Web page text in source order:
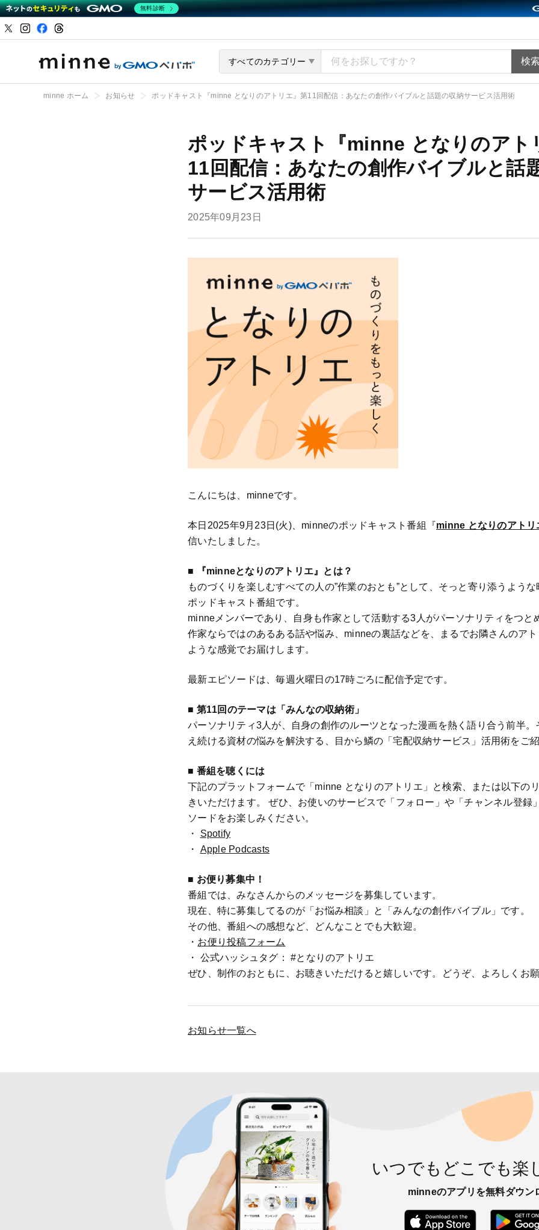
すべてのカテゴリー
minne ホーム お知らせ ポッドキャスト『minne となりのアトリエ』第11回配信：あなたの創作バイブルと話題の収納サービス活用術
ポッドキャスト『minne となりのアト
11回配信：あなたの創作バイブルと話
サービス活用術
2025年09月23日
こんにちは、minneです。
本日2025年9月23日(火)、minneのポッドキャスト番組『minne となりのアトリ
信いたしました。
■ 『minneとなりのアトリエ』とは？
ものづくりを楽しむすべての人の”作業のおとも”として、そっと寄り添うよう
ポッドキャスト番組です。
minneメンバーであり、自身も作家として活動する3人がパーソナリティをつと
作家ならではのあるある話や悩み、minneの裏話などを、まるでお隣さんのア
ような感覚でお届けします。
最新エピソードは、毎週火曜日の17時ごろに配信予定です。
■ 第11回のテーマは「みんなの収納術」
パーソナリティ3人が、自身の創作のルーツとなった漫画を熱く語り合う前半。
え続ける資材の悩みを解決する、目から鱗の「宅配収納サービス」活用術をご紹
■ 番組を聴くには
下記のプラットフォームで「minne となりのアトリエ」と検索、または以下の
きいただけます。 ぜひ、お使いのサービスで「フォロー」や「チャンネル登録
ソードをお楽しみください。
・ Spotify
・ Apple Podcasts
■ お便り募集中！
番組では、みなさんからのメッセージを募集しています。
現在、特に募集してるのが「お悩み相談」と「みんなの創作バイブル」です。
その他、番組への感想など、どんなことでも大歓迎。
・ お便り投稿フォーム
・ 公式ハッシュタグ： #となりのアトリエ
ぜひ、制作のおともに、お聴きいただけると嬉しいです。どうぞ、よろしくお願
お知らせ一覧へ
いつでもどこでも楽
minneのアプリを無料ダウン
App Store か
無料診断